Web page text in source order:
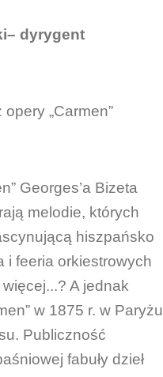
dyrygent
„Carmen”
Georges’a Bizeta
melodie, których
hiszpańsko
i feeria orkiestrowych
A jednak
w 1875 r. w Paryżu
Publiczność
fabuły dzieł